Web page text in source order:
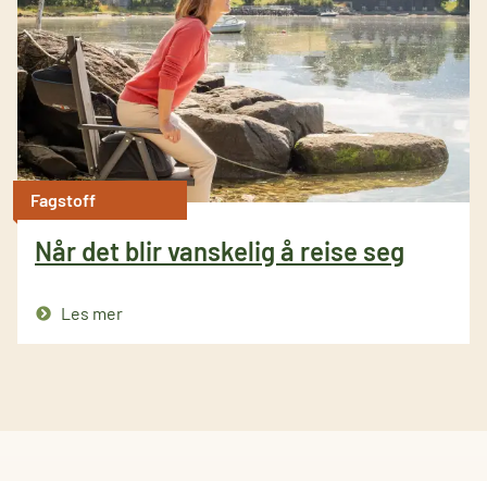
Fagstoff
Når det blir vanskelig å reise seg
Les mer